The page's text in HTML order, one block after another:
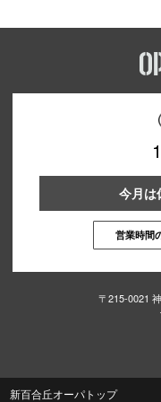
今月は
営業時間
〒215-0021
新百合丘オーパトップ